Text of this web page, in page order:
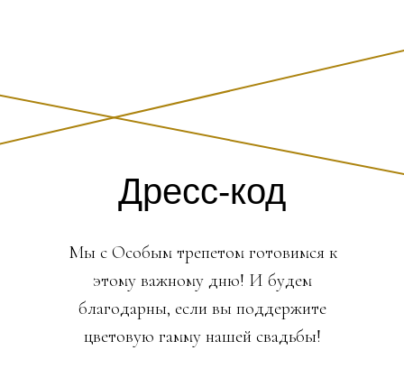
Дресс-код
Мы с Особым трепетом готовимся к
этому важному дню! И будем
благодарны, если вы поддержите
цветовую гамму нашей свадьбы!